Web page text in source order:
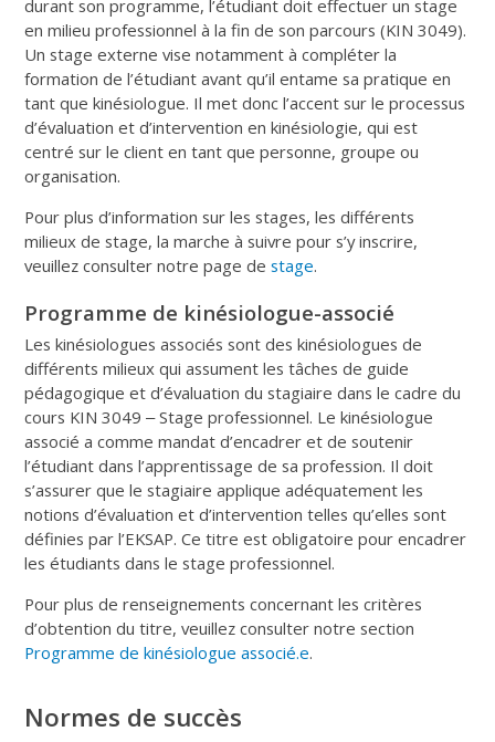
durant son programme, l’étudiant doit effectuer un stage
en milieu professionnel à la fin de son parcours (KIN 3049).
Un stage externe vise notamment à compléter la
formation de l’étudiant avant qu’il entame sa pratique en
tant que kinésiologue. Il met donc l’accent sur le processus
d’évaluation et d’intervention en kinésiologie, qui est
centré sur le client en tant que personne, groupe ou
organisation.
Pour plus d’information sur les stages, les différents
milieux de stage, la marche à suivre pour s’y inscrire,
veuillez consulter notre page destage.
Programme de kinésiologue-associé
Les kinésiologues associés sont des kinésiologues de
différents milieux qui assument les tâches de guide
pédagogique et d’évaluation du stagiaire dans le cadre du
cours KIN 3049 ‒ Stage professionnel. Le kinésiologue
associé a comme mandat d’encadrer et de soutenir
l’étudiant dans l’apprentissage de sa profession. Il doit
s’assurer que le stagiaire applique adéquatement les
notions d’évaluation et d’intervention telles qu’elles sont
définies par l’EKSAP. Ce titre est obligatoire pour encadrer
les étudiants dans le stage professionnel.
Pour plus de renseignements concernant les critères
d’obtention du titre, veuillez consulter notre section
Programme de kinésiologue associé.e.
Normes de succès